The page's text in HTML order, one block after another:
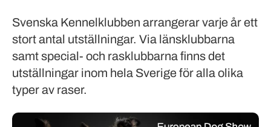
Svenska Kennelklubben arrangerar varje år ett
stort antal utställningar. Via länsklubbarna
samt special- och rasklubbarna finns det
utställningar inom hela Sverige för alla olika
typer av raser.